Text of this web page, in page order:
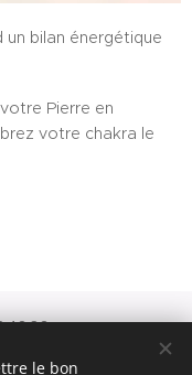
bilan énergétique
Pierre en
votre chakra le
le bon